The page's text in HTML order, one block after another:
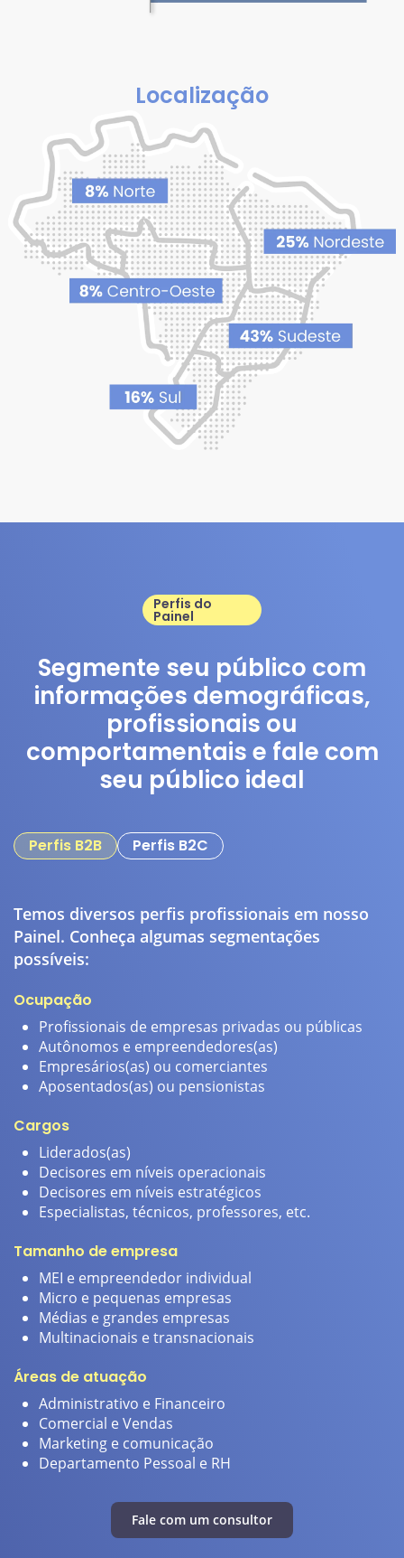
Localização
Perfis do
Painel
Segmente seu público com
informações demográficas,
profissionais ou
comportamentais e fale com
seu público ideal
Perfis B2B Perfis B2C
Temos diversos perfis profissionais em nosso
Painel. Conheça algumas segmentações
possíveis:
Ocupação
Profissionais de empresas privadas ou públicas
Autônomos e empreendedores(as)
Empresários(as) ou comerciantes
Aposentados(as) ou pensionistas
Cargos
Liderados(as)
Decisores em níveis operacionais
Decisores em níveis estratégicos
Especialistas, técnicos, professores, etc.
Tamanho de empresa
MEI e empreendedor individual
Micro e pequenas empresas
Médias e grandes empresas
Multinacionais e transnacionais
Áreas de atuação
Administrativo e Financeiro
Comercial e Vendas
Marketing e comunicação
Departamento Pessoal e RH
Fale com um consultor